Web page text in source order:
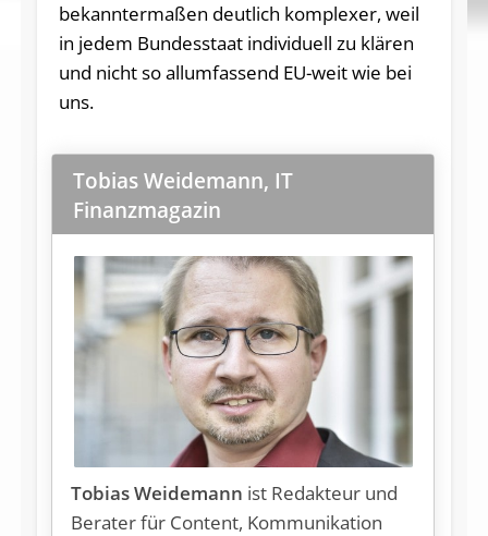
bekanntermaßen deutlich komplexer, weil
in jedem Bundesstaat individuell zu klären
und nicht so allumfassend EU-weit wie bei
uns.
Tobias Weidemann, IT
Finanzmagazin
Tobias Weidemann ist Redakteur und
Berater für Content, Kommunikation